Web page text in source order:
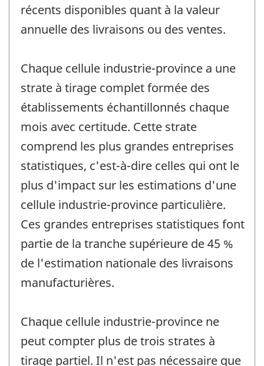
récents disponibles quant à la valeur
annuelle des livraisons ou des ventes.
Chaque cellule industrie-province a une
strate à tirage complet formée des
établissements échantillonnés chaque
mois avec certitude. Cette strate
comprend les plus grandes entreprises
statistiques, c'est-à-dire celles qui ont le
plus d'impact sur les estimations d'une
cellule industrie-province particulière.
Ces grandes entreprises statistiques font
partie de la tranche supérieure de 45 %
de l'estimation nationale des livraisons
manufacturières.
Chaque cellule industrie-province ne
peut compter plus de trois strates à
tirage partiel. Il n'est pas nécessaire que